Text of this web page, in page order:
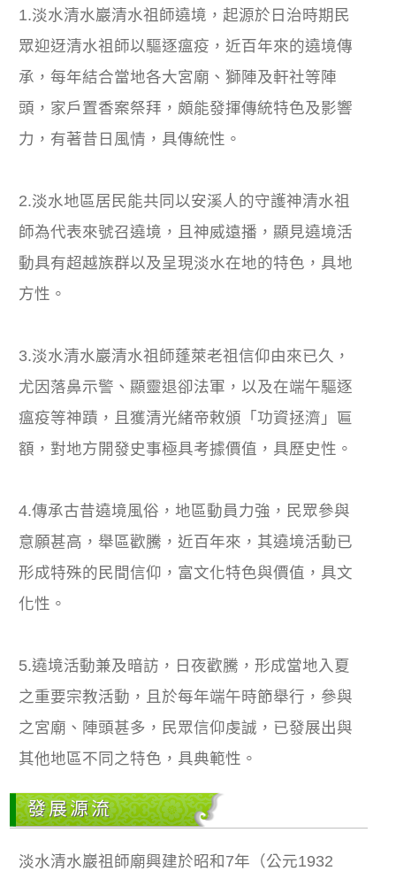
1.淡水清水巖清水祖師遶境，起源於日治時期民
眾迎迓清水祖師以驅逐瘟疫，近百年來的遶境傳
承，每年結合當地各大宮廟、獅陣及軒社等陣
頭，家戶置香案祭拜，頗能發揮傳統特色及影響
力，有著昔日風情，具傳統性。
2.淡水地區居民能共同以安溪人的守護神清水祖
師為代表來號召遶境，且神威遠播，顯見遶境活
動具有超越族群以及呈現淡水在地的特色，具地
方性。
3.淡水清水巖清水祖師蓬萊老祖信仰由來已久，
尤因落鼻示警、顯靈退卻法軍，以及在端午驅逐
瘟疫等神蹟，且獲清光緒帝敕頒「功資拯濟」匾
額，對地方開發史事極具考據價值，具歷史性。
4.傳承古昔遶境風俗，地區動員力強，民眾參與
意願甚高，舉區歡騰，近百年來，其遶境活動已
形成特殊的民間信仰，富文化特色與價值，具文
化性。
5.遶境活動兼及暗訪，日夜歡騰，形成當地入夏
之重要宗教活動，且於每年端午時節舉行，參與
之宮廟、陣頭甚多，民眾信仰虔誠，已發展出與
其他地區不同之特色，具典範性。
發展源流
淡水清水巖祖師廟興建於昭和7年（公元1932